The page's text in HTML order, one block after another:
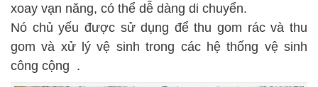
xoay vạn năng, có thể dễ dàng di chuyển.
Nó chủ yếu được sử dụng để thu gom rác và thu
gom và xử lý vệ sinh trong các hệ thống vệ sinh
công cộng .